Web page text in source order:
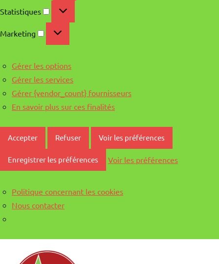
Statistiques Statistiques
Marketing Marketing
Gérer les options
Gérer les services
Gérer {vendor_count} fournisseurs
En savoir plus sur ces finalités
Accepter Refuser Voir les préférences
Enregistrer les préférences Voir les préférences
Politique concernant les cookies
Nous contacter